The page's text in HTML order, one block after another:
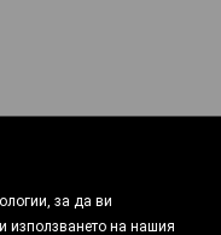
за да ви
използването на нашия